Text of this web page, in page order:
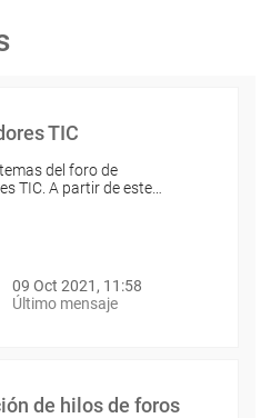
TIC
del foro de
TIC. A partir de este…
09 Oct 2021, 11:58
Último mensaje
de hilos de foros